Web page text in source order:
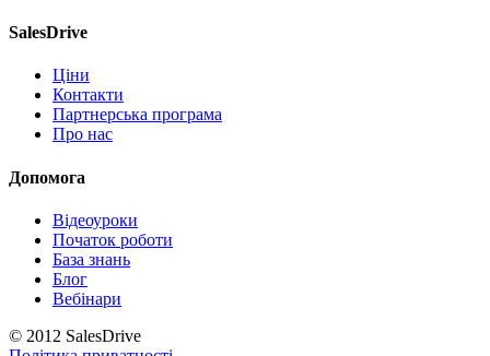
SalesDrive
Ціни
Контакти
Партнерська програма
Про нас
Допомога
Відеоуроки
Початок роботи
База знань
Блог
Вебінари
© 2012 SalesDrive